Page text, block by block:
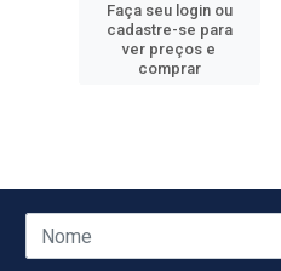
Faça seu login ou
cadastre-se para
ver preços e
comprar